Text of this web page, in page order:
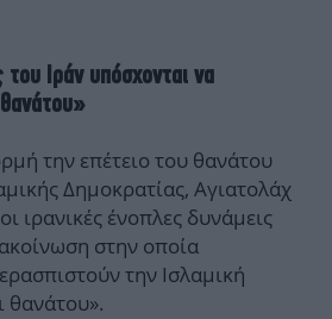
Ιράν υπόσχονται να
την επέτειο του θανάτου
Δημοκρατίας, Αγιατολάχ
ιρανικές ένοπλες δυνάμεις
στην οποία
την Ισλαμική
θανάτου».